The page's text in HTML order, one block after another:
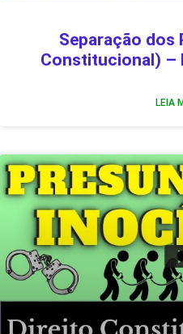
Separação dos
Constitucional) –
LEIA